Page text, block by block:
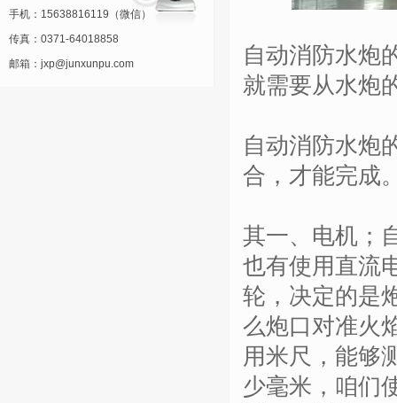
手机：15638816119（微信）
传真：0371-64018858
邮箱：jxp@junxunpu.com
自动消防水炮
就需要从水炮
自动消防水炮
合，才能完成
其一、电机；
也有使用直流
轮，决定的是
么炮口对准火
用米尺，能够
少毫米，咱们